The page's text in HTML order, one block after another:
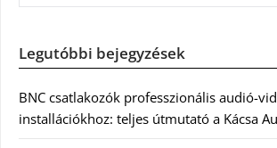
Legutóbbi bejegyzések
BNC csatlakozók professzionális audió-
installációkhoz: teljes útmutató a Kácsa